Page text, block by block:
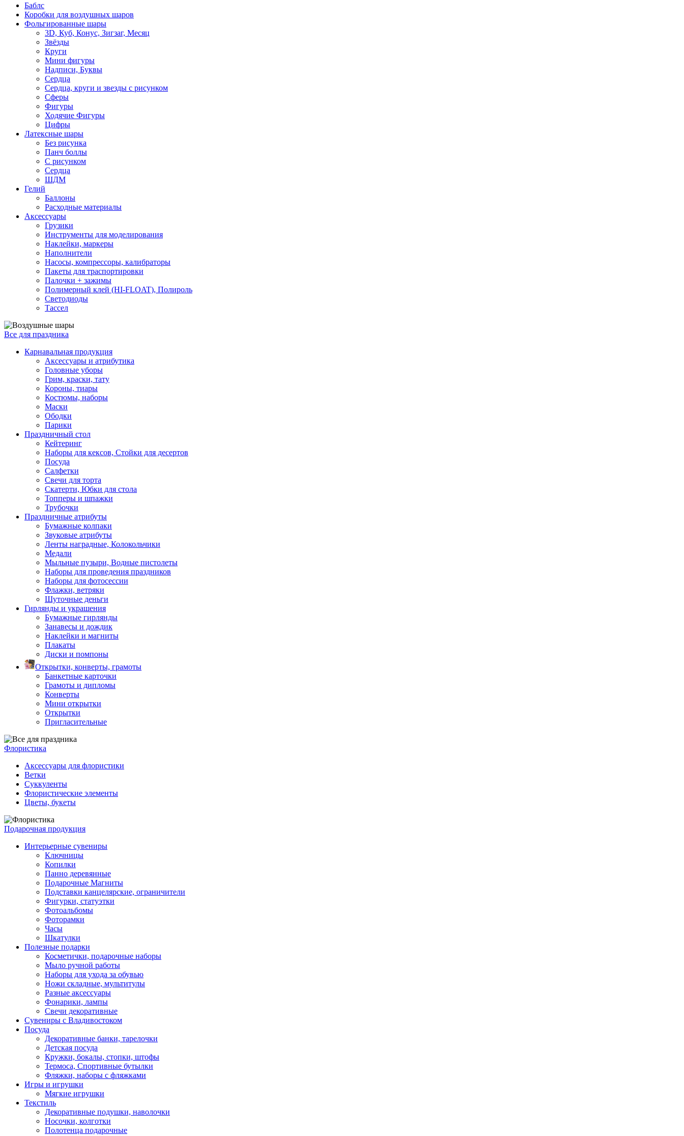
Баблс
Коробки для воздушных шаров
Фольгированные шары
3D, Куб, Конус, Зигзаг, Месяц
Звёзды
Круги
Мини фигуры
Надписи, Буквы
Сердца
Сердца, круги и звезды с рисунком
Сферы
Фигуры
Ходячие Фигуры
Цифры
Латексные шары
Без рисунка
Панч боллы
С рисунком
Сердца
ШДМ
Гелий
Баллоны
Расходные материалы
Аксессуары
Грузики
Инструменты для моделирования
Наклейки, маркеры
Наполнители
Насосы, компрессоры, калибраторы
Пакеты для траспортировки
Палочки + зажимы
Полимерный клей (HI-FLOAT), Полироль
Светодиоды
Тассел
Все для праздника
Карнавальная продукция
Аксессуары и атрибутика
Головные уборы
Грим, краски, тату
Короны, тиары
Костюмы, наборы
Маски
Ободки
Парики
Праздничный стол
Кейтеринг
Наборы для кексов, Стойки для десертов
Посуда
Салфетки
Свечи для торта
Скатерти, Юбки для стола
Топперы и шпажки
Трубочки
Праздничные атрибуты
Бумажные колпаки
Звуковые атрибуты
Ленты наградные, Колокольчики
Медали
Мыльные пузыри, Водные пистолеты
Наборы для проведения праздников
Наборы для фотосессии
Флажки, ветряки
Шуточные деньги
Гирлянды и украшения
Бумажные гирлянды
Занавесы и дождик
Наклейки и магниты
Плакаты
Диски и помпоны
Открытки, конверты, грамоты
Банкетные карточки
Грамоты и дипломы
Конверты
Мини открытки
Открытки
Пригласительные
Флористика
Аксессуары для флористики
Ветки
Суккуленты
Флористические элементы
Цветы, букеты
Подарочная продукция
Интерьерные сувениры
Ключницы
Копилки
Панно деревянные
Подарочные Магниты
Подставки канцелярские, ограничители
Фигурки, статуэтки
Фотоальбомы
Фоторамки
Часы
Шкатулки
Полезные подарки
Косметички, подарочные наборы
Мыло ручной работы
Наборы для ухода за обувью
Ножи складные, мультитулы
Разные аксессуары
Фонарики, лампы
Свечи декоративные
Сувениры с Владивостоком
Посуда
Декоративные банки, тарелочки
Детская посуда
Кружки, бокалы, стопки, штофы
Термоса, Спортивные бутылки
Фляжки, наборы с фляжками
Игры и игрушки
Мягкие игрушки
Текстиль
Декоративные подушки, наволочки
Носочки, колготки
Полотенца подарочные